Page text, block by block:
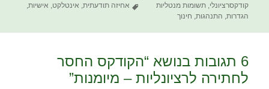
בתאריך
קודקסרציונלי,תשומות מנטליות תגיות
אחיזה תודעתית, אינטלקט, אישיות,
הגדרות, התנהגות, חינוך
6 תגובות בנושא “הקודקס החסר
לחתירה לרציונליות – מיומנות”